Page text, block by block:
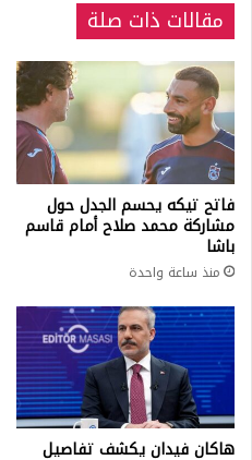
مقالات ذات صلة
فاتح تيكه يحسم الجدل حول
مشاركة محمد صلاح أمام قاسم
باشا
منذ ساعة واحدة
هاكان فيدان يكشف تفاصيل